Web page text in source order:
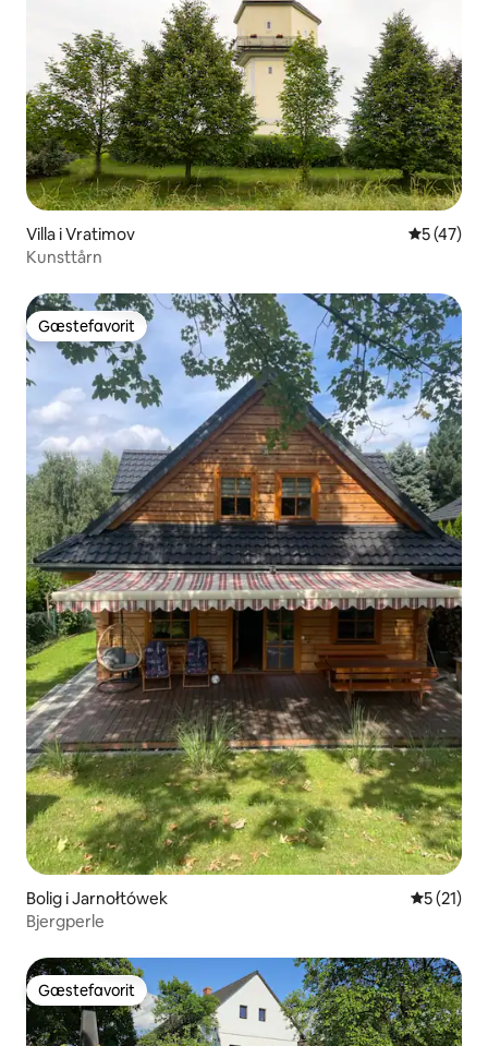
Villa i Vratimov 5 ud af 5 i
5 (47)
Kunsttårn
Gæstefavorit
Gæstefavorit
Bolig i Jarnołtówek 5 ud af 5
5 (21)
Bjergperle
Gæstefavorit
Gæstefavorit